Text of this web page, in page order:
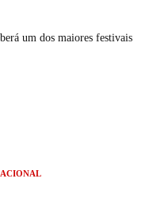
um dos maiores festivais